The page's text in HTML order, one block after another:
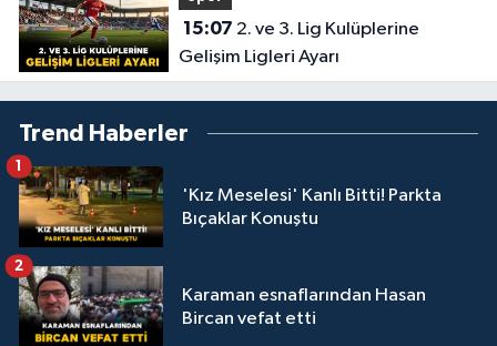
15:07
Gelişim Ligleri Ayarı
Trend Haberler
'Kız Meselesi' Kanlı Bitti! Parkta
Bıçaklar Konuştu
1
Karaman esnaflarından Hasan
Bircan vefat etti
2